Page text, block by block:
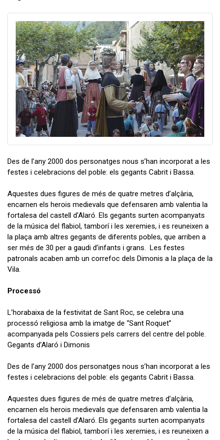
Des de l’any 2000 dos personatges nous s’han incorporat a les
festes i celebracions del poble: els gegants Cabrit i Bassa.
Aquestes dues figures de més de quatre metres d’alçària,
encarnen els herois medievals que defensaren amb valentia la
fortalesa del castell d’Alaró. Els gegants surten acompanyats
de la música del flabiol, tamborí i les xeremies, i es reuneixen a
la plaça amb altres gegants de diferents pobles, que arriben a
ser més de 30 per a gaudi d’infants i grans. Les festes
patronals acaben amb un correfoc dels Dimonis a la plaça de la
Vila.
Processó
L’horabaixa de la festivitat de Sant Roc, se celebra una
processó religiosa amb la imatge de “Sant Roquet”
acompanyada pels Cossiers pels carrers del centre del poble.
Gegants d’Alaró i Dimonis
Des de l’any 2000 dos personatges nous s’han incorporat a les
festes i celebracions del poble: els gegants Cabrit i Bassa.
Aquestes dues figures de més de quatre metres d’alçària,
encarnen els herois medievals que defensaren amb valentia la
fortalesa del castell d’Alaró. Els gegants surten acompanyats
de la música del flabiol, tamborí i les xeremies, i es reuneixen a